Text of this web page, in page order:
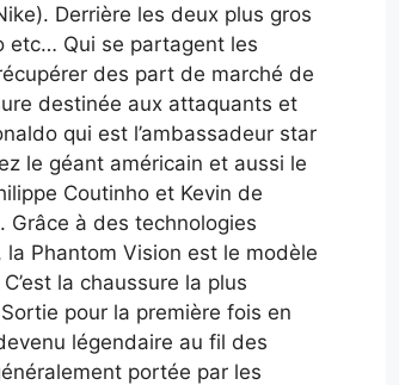
Derrière les deux plus gros
etc… Qui se partagent les
des part de marché de
destinée aux attaquants et
qui est l’ambassadeur star
le géant américain et aussi le
Coutinho et Kevin de
Grâce à des technologies
Phantom Vision est le modèle
la chaussure la plus
pour la première fois en
légendaire au fil des
portée par les